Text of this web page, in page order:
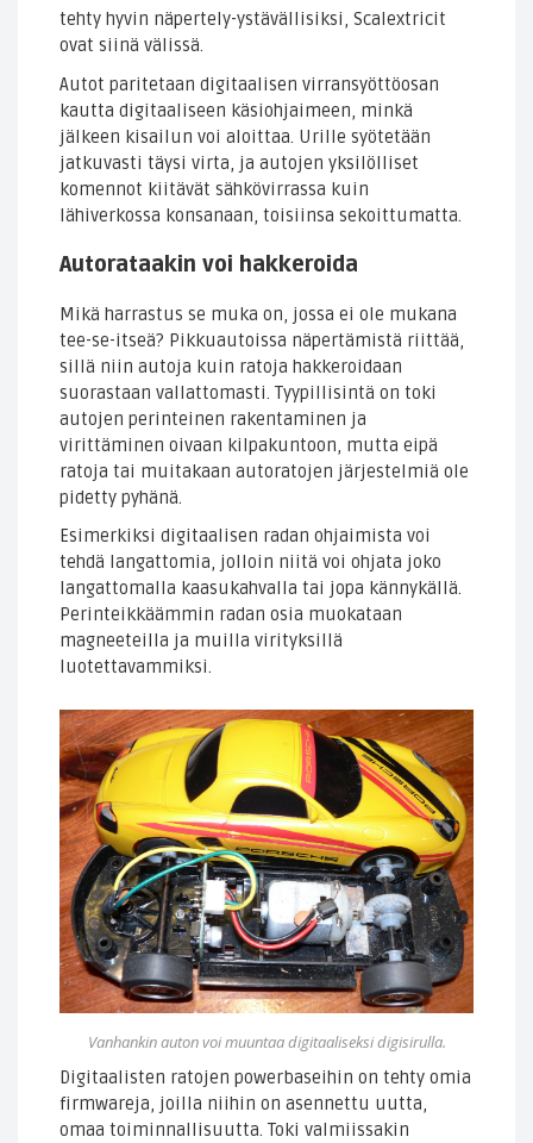
tehty hyvin näpertely-ystävällisiksi, Scalextricit
ovat siinä välissä.
Autot paritetaan digitaalisen virransyöttöosan
kautta digitaaliseen käsiohjaimeen, minkä
jälkeen kisailun voi aloittaa. Urille syötetään
jatkuvasti täysi virta, ja autojen yksilölliset
komennot kiitävät sähkövirrassa kuin
lähiverkossa konsanaan, toisiinsa sekoittumatta.
Autorataakin voi hakkeroida
Mikä harrastus se muka on, jossa ei ole mukana
tee-se-itseä? Pikkuautoissa näpertämistä riittää,
sillä niin autoja kuin ratoja hakkeroidaan
suorastaan vallattomasti. Tyypillisintä on toki
autojen perinteinen rakentaminen ja
virittäminen oivaan kilpakuntoon, mutta eipä
ratoja tai muitakaan autoratojen järjestelmiä ole
pidetty pyhänä.
Esimerkiksi digitaalisen radan ohjaimista voi
tehdä langattomia, jolloin niitä voi ohjata joko
langattomalla kaasukahvalla tai jopa kännykällä.
Perinteikkäämmin radan osia muokataan
magneeteilla ja muilla virityksillä
luotettavammiksi.
Vanhankin auton voi muuntaa digitaaliseksi digisirulla.
Digitaalisten ratojen powerbaseihin on tehty omia
firmwareja, joilla niihin on asennettu uutta,
omaa toiminnallisuutta. Toki valmiissakin